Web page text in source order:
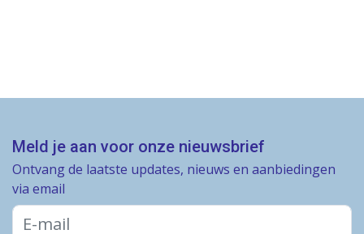
Meld je aan voor onze nieuwsbrief
Ontvang de laatste updates, nieuws en aanbiedingen
via email